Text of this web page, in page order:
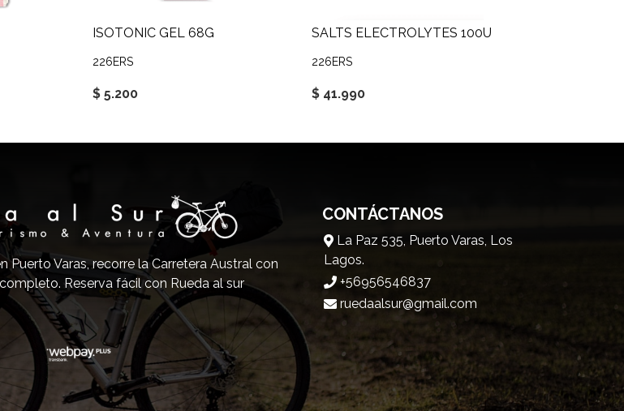
ISOTONIC GEL 68G
226ERS
$ 5.200
SALTS ELECTROLYTES 100U
226ERS
$ 41.990
Puerto Varas, recorre la Carretera Austral con
Reserva fácil con Rueda al sur
CONTÁCTANOS
La Paz 535, Puerto Varas, Los
Lagos.
+56956546837
ruedaalsur@gmail.com